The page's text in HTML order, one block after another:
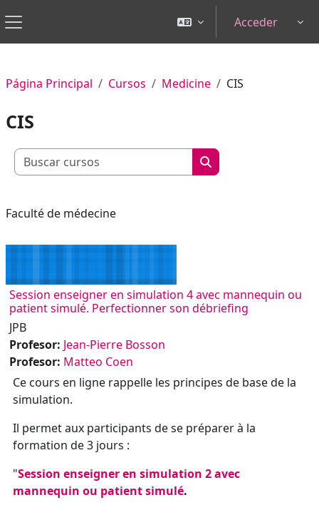
Panel lateral
Acceder
Página Principal Cursos Medicine CIS
CIS
Buscar cursos
Buscar cursos
Faculté de médecine
Session enseigner en simulation 4 avec mannequin ou
patient simulé. Perfectionner son débriefing
JPB
Profesor: Jean-Pierre Bosson
Profesor: Matteo Coen
Ce cours en ligne rappelle les principes de base de la
simulation.
Il permet aux participants de se préparer à la
formation de 3 jours :
"Session enseigner en simulation 2 avec
mannequin ou patient simulé.